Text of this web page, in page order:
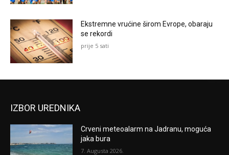
Ekstremne vrućine širom Evrope, obaraju
se rekordi
prije 5 sati
IZBOR UREDNIKA
Crveni meteoalarm na Jadranu, moguća
jaka bura
7. Augusta 2026.